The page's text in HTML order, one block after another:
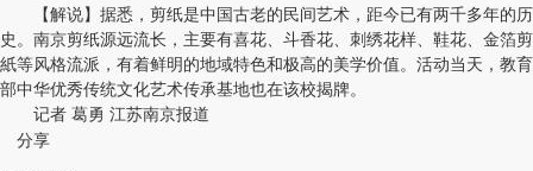
【解说】据悉，剪纸是中国古老的民间艺术，距今已有两千多年的历
史。南京剪纸源远流长，主要有喜花、斗香花、刺绣花样、鞋花、金箔剪
紙等风格流派，有着鲜明的地域特色和极高的美学价值。活动当天，教育
部中华优秀传统文化艺术传承基地也在该校揭牌。
记者 葛勇 江苏南京报道
分享